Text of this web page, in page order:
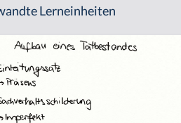
Lerneinheiten